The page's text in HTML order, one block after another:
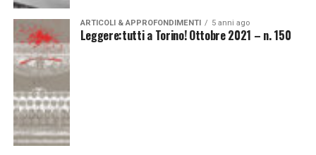
ARTICOLI & APPROFONDIMENTI 5 anni ago
Leggere:tutti a Torino! Ottobre 2021 – n. 150